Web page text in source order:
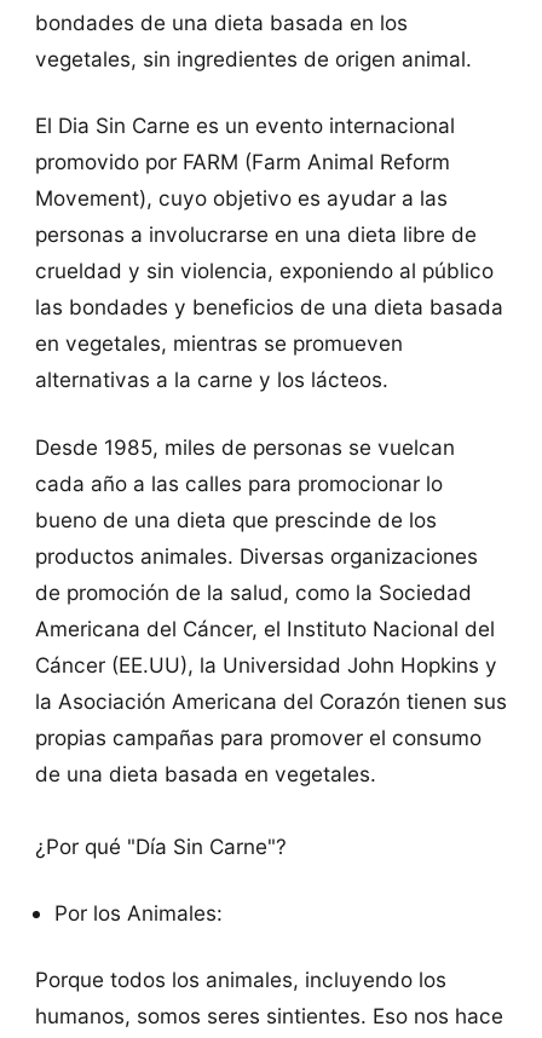
bondades de una dieta basada en los
vegetales, sin ingredientes de origen animal.
El Dia Sin Carne es un evento internacional
promovido por FARM (Farm Animal Reform
Movement), cuyo objetivo es ayudar a las
personas a involucrarse en una dieta libre de
crueldad y sin violencia, exponiendo al público
las bondades y beneficios de una dieta basada
en vegetales, mientras se promueven
alternativas a la carne y los lácteos.
Desde 1985, miles de personas se vuelcan
cada año a las calles para promocionar lo
bueno de una dieta que prescinde de los
productos animales. Diversas organizaciones
de promoción de la salud, como la Sociedad
Americana del Cáncer, el Instituto Nacional del
Cáncer (EE.UU), la Universidad John Hopkins y
la Asociación Americana del Corazón tienen sus
propias campañas para promover el consumo
de una dieta basada en vegetales.
¿Por qué "Día Sin Carne"?
Por los Animales:
Porque todos los animales, incluyendo los
humanos, somos seres sintientes. Eso nos hace